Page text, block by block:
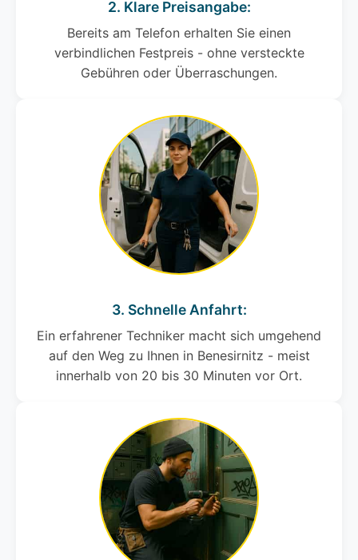
2. Klare Preisangabe:
Bereits am Telefon erhalten Sie einen
verbindlichen Festpreis - ohne versteckte
Gebühren oder Überraschungen.
3. Schnelle Anfahrt:
Ein erfahrener Techniker macht sich umgehend
auf den Weg zu Ihnen in Benesirnitz - meist
innerhalb von 20 bis 30 Minuten vor Ort.